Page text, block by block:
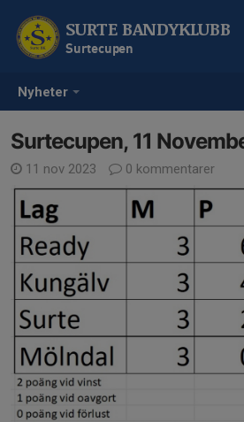
Nyheter
SURTE BANDYKLUBB
Surtecupen
Surtecupen, 11
11 nov 2023 0 kommentarer